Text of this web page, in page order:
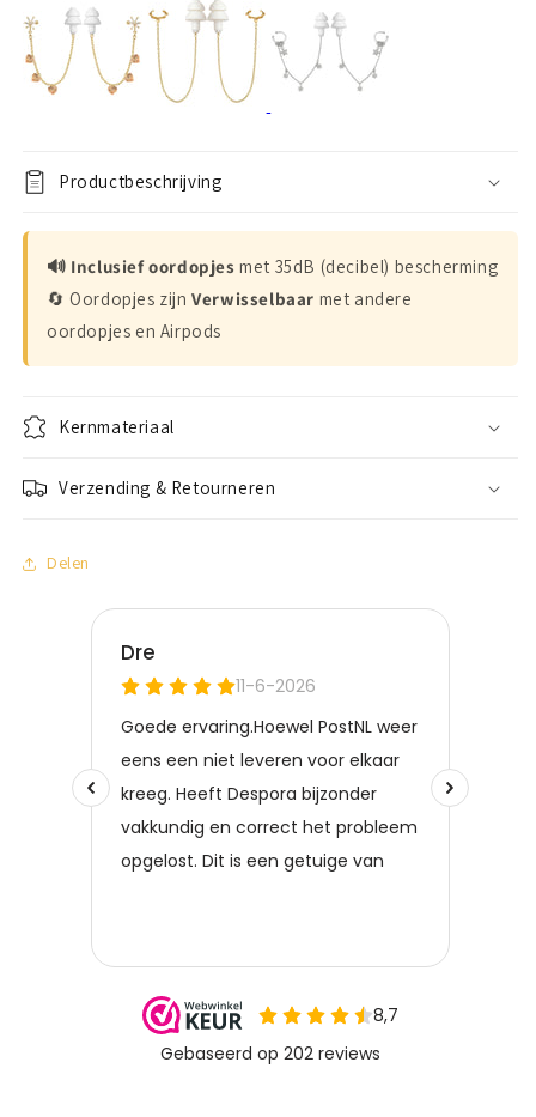
Productbeschrijving
🔊 Inclusief oordopjes met 35dB (decibel) bescherming
🔄 Oordopjes zijnVerwisselbaar met andere
oordopjes en Airpods
Kernmateriaal
Verzending & Retourneren
Delen